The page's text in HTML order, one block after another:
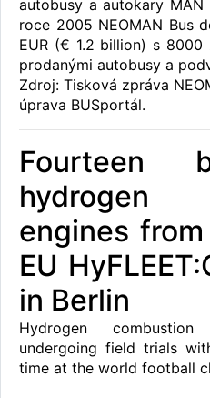
autobusy a autokary MAN
roce 2005 NEOMAN Bus
EUR (€ 1.2 billion) s
prodanými autobusy a
Zdroj: Tisková zpráva
úprava BUSportál.
Fourteen
hydrogen
engines
EU
in Berlin
Hydrogen
undergoing field trials
time at the world football